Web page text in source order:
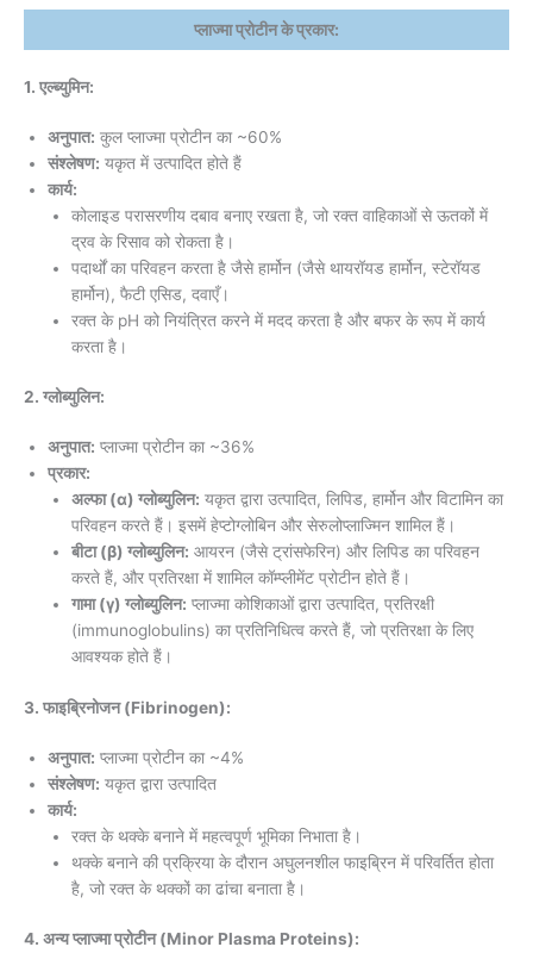
प्लाज्मा प्रोटीन के प्रकार:
1. एल्ब्युमिन:
अनुपात: कुल प्लाज्मा प्रोटीन का ~60%
संश्लेषण: यकृत में उत्पादित होते हैं
कार्य:
कोलाइड परासरणीय दबाव बनाए रखता है, जो रक्त वाहिकाओं से ऊतकों में
द्रव के रिसाव को रोकता है।
पदार्थों का परिवहन करता है जैसे हार्मोन (जैसे थायरॉयड हार्मोन, स्टेरॉयड
हार्मोन), फैटी एसिड, दवाएँ।
रक्त के pH को नियंत्रित करने में मदद करता है और बफर के रूप में कार्य
करता है।
2. ग्लोब्युलिन:
अनुपात: प्लाज्मा प्रोटीन का ~36%
प्रकार:
अल्फा (α) ग्लोब्युलिन: यकृत द्वारा उत्पादित, लिपिड, हार्मोन और विटामिन का
परिवहन करते हैं। इसमें हेप्टोग्लोबिन और सेरुलोप्लाज्मिन शामिल हैं।
बीटा (β) ग्लोब्युलिन: आयरन (जैसे ट्रांसफेरिन) और लिपिड का परिवहन
करते हैं, और प्रतिरक्षा में शामिल कॉम्प्लीमेंट प्रोटीन होते हैं।
गामा (γ) ग्लोब्युलिन: प्लाज्मा कोशिकाओं द्वारा उत्पादित, प्रतिरक्षी
(immunoglobulins) का प्रतिनिधित्व करते हैं, जो प्रतिरक्षा के लिए
आवश्यक होते हैं।
3. फाइब्रिनोजन (Fibrinogen):
अनुपात: प्लाज्मा प्रोटीन का ~4%
संश्लेषण: यकृत द्वारा उत्पादित
कार्य:
रक्त के थक्के बनाने में महत्वपूर्ण भूमिका निभाता है।
थक्के बनाने की प्रक्रिया के दौरान अघुलनशील फाइब्रिन में परिवर्तित होता
है, जो रक्त के थक्कों का ढांचा बनाता है।
4. अन्य प्लाज्मा प्रोटीन (Minor Plasma Proteins):